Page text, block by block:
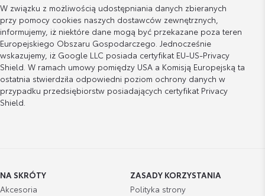
W związku z możliwością udostępniania danych zbieranych
przy pomocy cookies naszych dostawców zewnętrznych,
informujemy, iż niektóre dane mogą być przekazane poza teren
Europejskiego Obszaru Gospodarczego. Jednocześnie
wskazujemy, iż Google LLC posiada certyfikat EU-US-Privacy
Shield. W ramach umowy pomiędzy USA a Komisją Europejską ta
ostatnia stwierdziła odpowiedni poziom ochrony danych w
przypadku przedsiębiorstw posiadających certyfikat Privacy
Shield.
NA SKRÓTY
Akcesoria
ZASADY KORZYSTANIA
Polityka strony